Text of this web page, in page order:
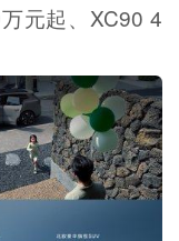
元起、XC90 4